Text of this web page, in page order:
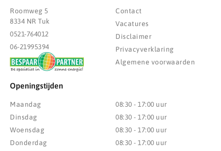
Roomweg 5
8334 NR Tuk
0521-764012
06-21995394
Contact
Vacatures
Disclaimer
Privacyverklaring
Algemene voorwaarden
Openingstijden
Maandag
Dinsdag
Woensdag
Donderdag
08:30 - 17:00 uur
08:30 - 17:00 uur
08:30 - 17:00 uur
08:30 - 17:00 uur